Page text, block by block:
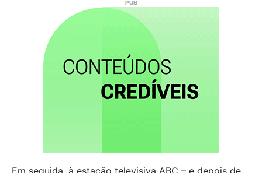
Em seguida, à estação televisiva ABC – e depois de